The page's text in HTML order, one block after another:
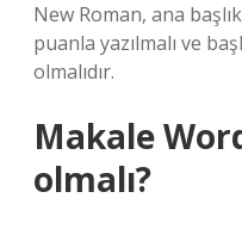
New Roman, ana
puanla yazılmalı ve
olmalıdır.
Makale
olmalı?